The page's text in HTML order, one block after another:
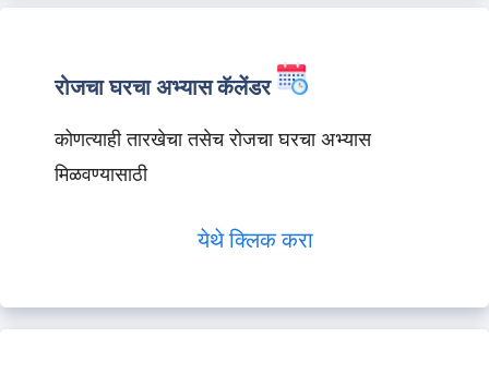
रोजचा घरचा अभ्यास कॅलेंडर
कोणत्याही तारखेचा तसेच रोजचा घरचा अभ्यास
मिळवण्यासाठी
येथे क्लिक करा